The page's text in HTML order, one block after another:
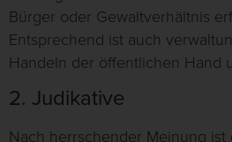
Bürger oder Gewaltverhältnis
Entsprechend ist auch
Handeln der öffentlichen Hand
2. Judikative
Nach herrschender Meinung ist